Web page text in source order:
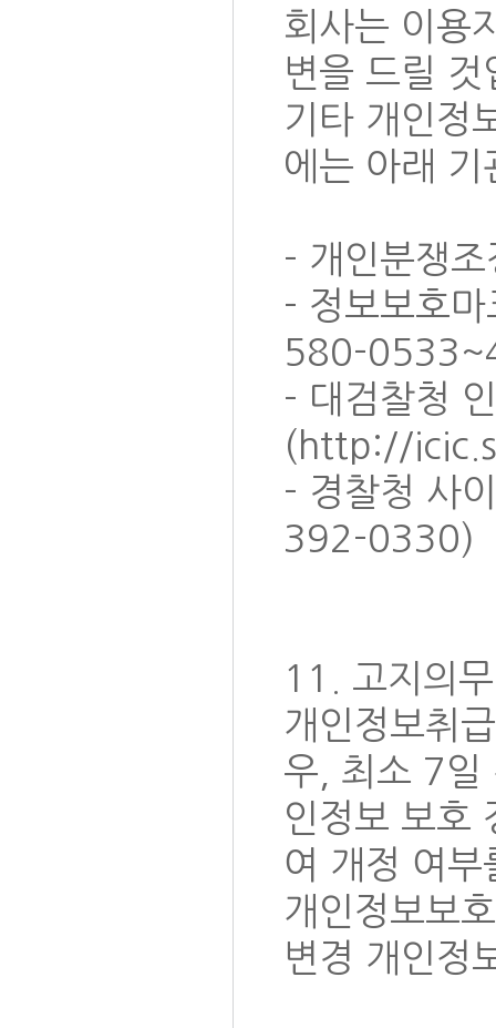
회사는 이용
변을 드릴 것
기타 개인정
에는 아래 기
- 개인분쟁
- 정보보호
580-
- 대검찰청
(http://
- 경찰청 사
392-0330)
11. 고지의무
개인정보취
우, 최소 7일
인정보 보호
여 개정 여
개인정보보
변경 개인정